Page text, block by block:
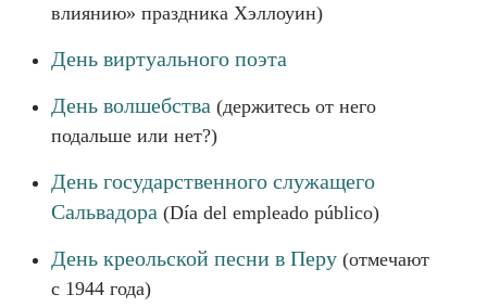
влиянию» праздника Хэллоуин)
День виртуального поэта
День волшебства (держитесь от него
подальше или нет?)
День государственного служащего
Сальвадора (Día del empleado público)
День креольской песни в Перу (отмечают
с 1944 года)